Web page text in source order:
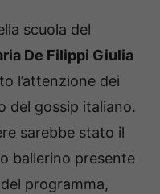
scuola del
De Filippi Giulia
l’attenzione dei
del gossip italiano.
sarebbe stato il
ballerino presente
programma,